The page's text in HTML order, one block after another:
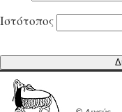
Ιστότοπος